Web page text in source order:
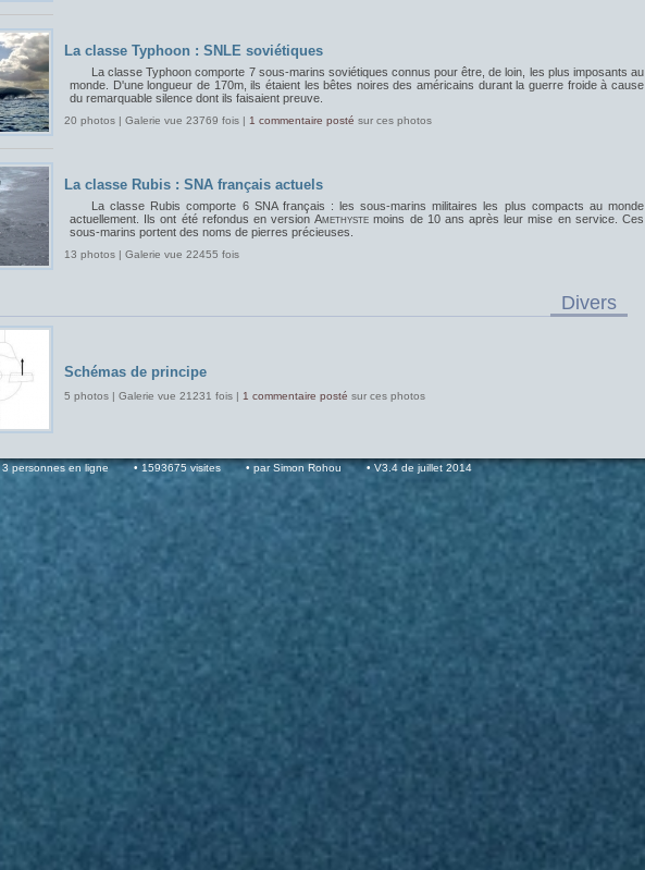
La classe Typhoon : SNLE soviétiques
La classe Typhoon comporte 7 sous-marins soviétiques connus pour être, de loin, les plus imposants au
monde. D'une longueur de 170m, ils étaient les bêtes noires des américains durant la guerre froide à cause
du remarquable silence dont ils faisaient preuve.
20 photos | Galerie vue 23769 fois | 1 commentaire posté sur ces photos
La classe Rubis : SNA français actuels
La classe Rubis comporte 6 SNA français : les sous-marins militaires les plus compacts au monde
actuellement. Ils ont été refondus en versionAmethyste moins de 10 ans après leur mise en service. Ces
sous-marins portent des noms de pierres précieuses.
13 photos | Galerie vue 22455 fois
Divers
Schémas de principe
5 photos | Galerie vue 21231 fois | 1 commentaire posté sur ces photos
3 personnes en ligne 1593675 visites par Simon Rohou V3.4 de juillet 2014